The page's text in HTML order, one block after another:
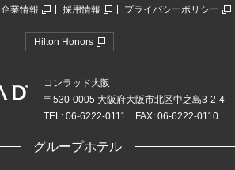
企業情報 採用情報 プライバシーポリシー
Hilton Honors
コンラッド大阪
〒530-0005 大阪府大阪市北区中之島3-2-4
TEL: 06-6222-0111 FAX: 06-6222-0110
グループホテル